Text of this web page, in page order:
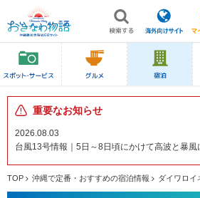
重要なお知らせ
2026.08.03
台風13号情報｜5日～8日頃にかけて高波と暴風
TOP 沖縄で定番・おすすめの宿泊情報 ダイワロイ